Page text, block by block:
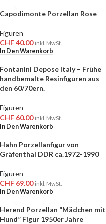
Capodimonte Porzellan Rose
Figuren
CHF40.00 inkl. MwSt.
In Den Warenkorb
Fontanini Depose Italy – Frühe
handbemalte Resinfiguren aus
den 60/70ern.
Figuren
CHF 60.00 inkl. MwSt.
In Den Warenkorb
Hahn Porzellanfigur von
Gräfenthal DDR ca.1972-1990
Figuren
CHF 69.00 inkl. MwSt.
In Den Warenkorb
Herend Porzellan “Mädchen mit
Hund” Figur 1950er Jahre